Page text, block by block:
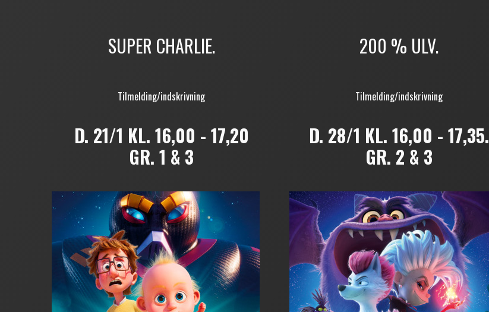
SUPER CHARLIE.
Tilmelding/indskrivning
D. 21/1 KL. 16,00 - 17,20
GR. 1 & 3
200 % ULV.
Tilmelding/indskrivning
D. 28/1 KL. 16,00 - 17,35.
GR. 2 & 3